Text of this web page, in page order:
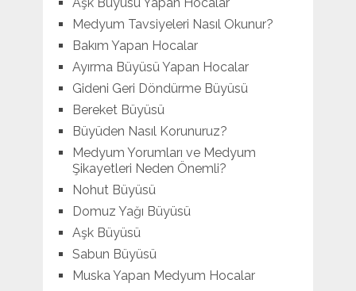
Aşk Büyüsü Yapan Hocalar
Medyum Tavsiyeleri Nasıl Okunur?
Bakım Yapan Hocalar
Ayırma Büyüsü Yapan Hocalar
Gideni Geri Döndürme Büyüsü
Bereket Büyüsü
Büyüden Nasıl Korunuruz?
Medyum Yorumları ve Medyum
Şikayetleri Neden Önemli?
Nohut Büyüsü
Domuz Yağı Büyüsü
Aşk Büyüsü
Sabun Büyüsü
Muska Yapan Medyum Hocalar